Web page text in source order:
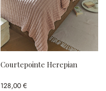
Courtepointe Herepian
128,00 €